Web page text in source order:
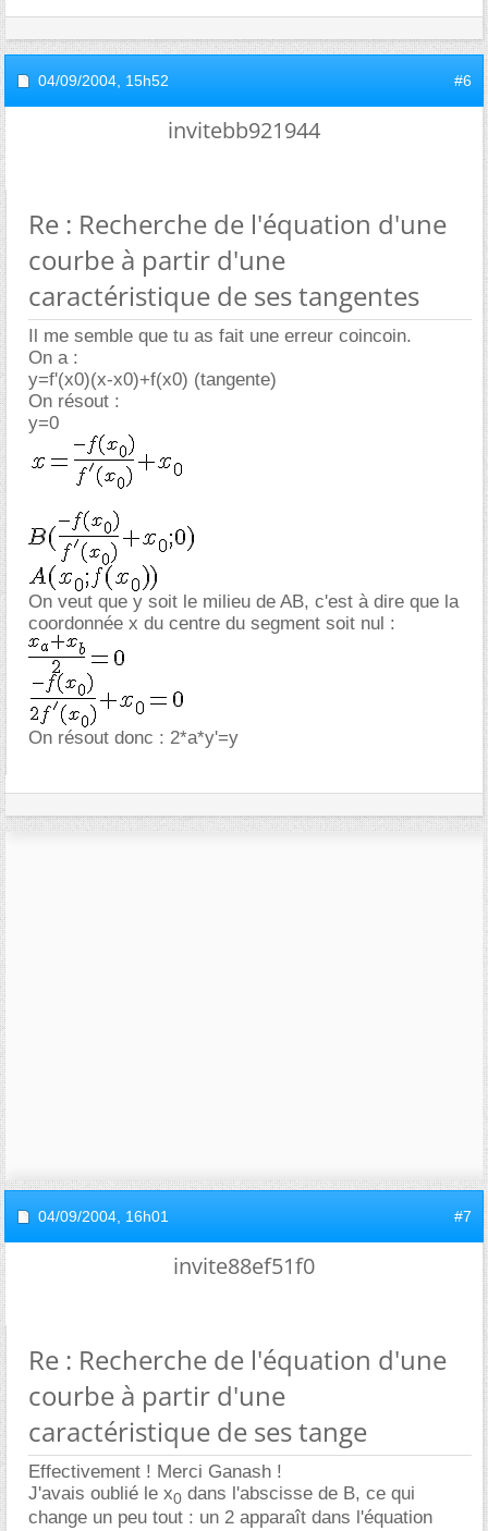
04/09/2004, 15h52 #6
invitebb921944
Re : Recherche de l'équation d'une
courbe à partir d'une
caractéristique de ses tangentes
Il me semble que tu as fait une erreur coincoin.
On a :
y=f'(x0)(x-x0)+f(x0) (tangente)
On résout :
y=0
On veut que y soit le milieu de AB, c'est à dire que la
coordonnée x du centre du segment soit nul :
On résout donc : 2*a*y'=y
04/09/2004, 16h01 #7
invite88ef51f0
Re : Recherche de l'équation d'une
courbe à partir d'une
caractéristique de ses tange
Effectivement ! Merci Ganash !
J'avais oublié le x0 dans l'abscisse de B, ce qui
change un peu tout : un 2 apparaît dans l'équation